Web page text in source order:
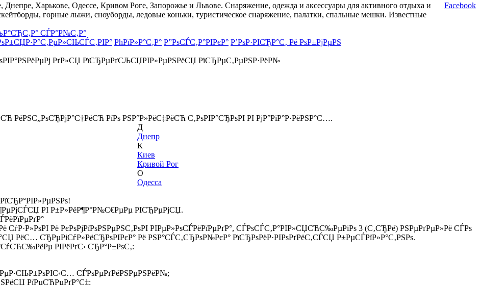
Харькове, Одессе, Кривом Роге, Запорожье и Львове. Снаряжение, одежда и аксессуары для активного отдыха и
горные лыжи, сноуборды, ледовые коньки, туристическое снаряжение, палатки, спальные мешки. Известные
Facebook
СЃР°Р№С‚Р°
РћРїР»Р°С‚Р° Р”РѕСЃС‚Р°РІРєР° Р’РѕР·РІСЂР°С‚ Рё РѕР±РјРµРЅ
РґР»СЏ РїСЂРµРґСЉСЏРІР»РµРЅРёСЏ РїСЂРµС‚РµРЅР·РёР№
РёРЅС„РѕСЂРјР°С†РёСЋ РїРѕ РЅР°Р»РёС‡РёСЋ С‚РѕРІР°СЂРѕРІ РІ РјР°РіР°Р·РёРЅР°С….
Д
Днепр
К
Киев
Кривой Рог
О
Одесса
РІ Р±Р»РёР¶Р°Р№С€РµРµ РІСЂРµРјСЏ.
Рё РєРѕРјРїРѕРЅРµРЅС‚РѕРІ РІРµР»РѕСЃРёРїРµРґР°, СЃРѕСЃС‚Р°РІР»СЏСЋС‰РµРіРѕ 3 (С‚СЂРё) РЅРµРґРµР»Рё СЃРѕ
РёС… СЂРµРіСѓР»РёСЂРѕРІРєР° Рё РЅР°СЃС‚СЂРѕР№РєР° РїСЂРѕРёР·РІРѕРґРёС‚СЃСЏ Р±РµСЃРїР»Р°С‚РЅРѕ.
РІРёРґС‹ СЂР°Р±РѕС‚:
СЃРѕРµРґРёРЅРµРЅРёР№;
РїРµСЂРµРґР°С‡;